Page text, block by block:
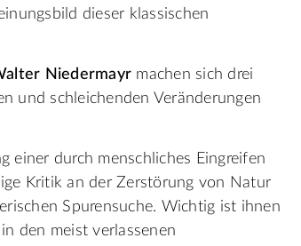
dieser klassischen
Niedermayr machen sich drei
und schleichenden Veränderungen
einer durch menschliches Eingreifen
Kritik an der Zerstörung von Natur
Spurensuche. Wichtig ist ihnen
den meist verlassenen